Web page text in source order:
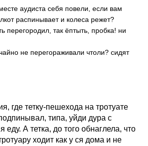
аудиста себя повели, если вам
распинывает и колеса режет?
перегородил, так ёптыть, пробка! ни
не перегораживали чтоли? сидят
где тетку-пешехода на тротуате
типа, уйди дура с
еду. А тетка, до того обнаглела, что
ходит как у ся дома и не